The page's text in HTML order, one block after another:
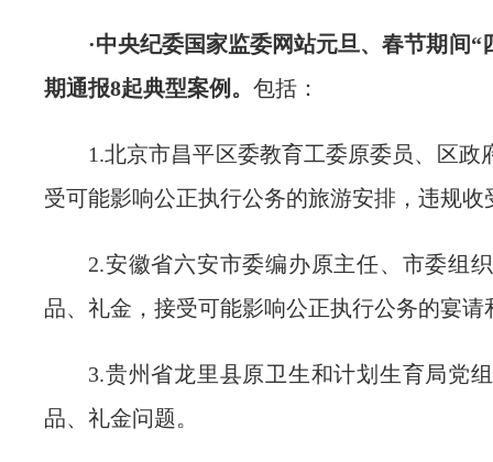
·中央纪委国家监委网站元旦、春节期间
期通报8起典型案例。 包括：
1.北京市昌平区委教育工委原委员、区
受可能影响公正执行公务的旅游安排，违规收
2.安徽省六安市委编办原主任、市委组
品、礼金，接受可能影响公正执行公务的宴
3.贵州省龙里县原卫生和计划生育局党
品、礼金问题。